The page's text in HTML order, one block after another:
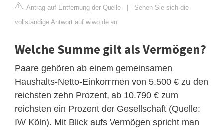
Antrag auf Entfernung der Quelle
Sehen Sie sich die
vollständige Antwort auf wiwo.de an
Welche Summe gilt als Vermögen?
Paare gehören ab einem gemeinsamen
Haushalts-Netto-Einkommen von 5.500 € zu den
reichsten zehn Prozent, ab 10.790 € zum
reichsten ein Prozent der Gesellschaft (Quelle:
IW Köln). Mit Blick aufs Vermögen spricht man